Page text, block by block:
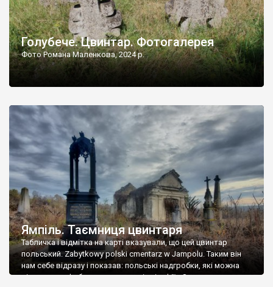
Голубече. Цвинтар. Фотогалерея
Фото Романа Маленкова, 2024 р.
Ямпіль. Таємниця цвинтаря
Табличка і відмітка на карті вказували, що цей цвинтар
польський. Zabytkowy polski cmentarz w Jampolu. Таким він
нам себе відразу і показав: польські надгробки, які можна
віднести до фабричних, польські епітафії… Загалом цвинтар